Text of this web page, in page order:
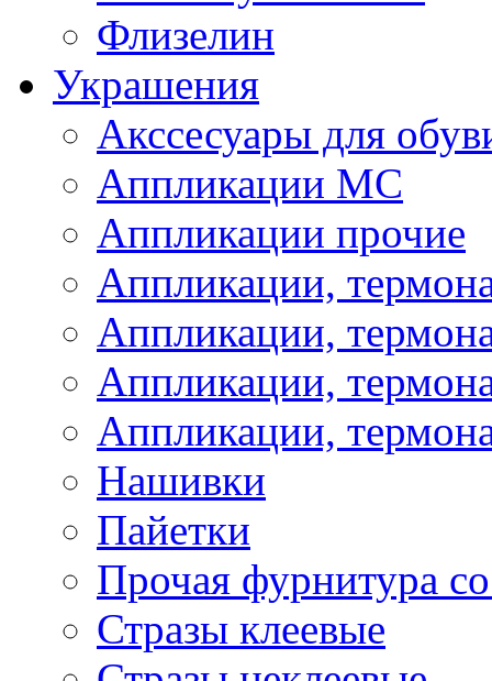
Флизелин
Украшения
Акссесуары для
Аппликации МС
Аппликации прочие
Аппликации,
Аппликации,
Аппликации,
Аппликации,
Нашивки
Пайетки
Прочая фурнитура
Стразы клеевые